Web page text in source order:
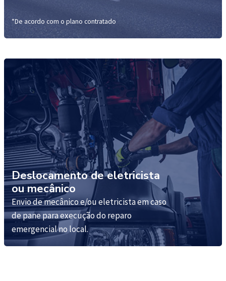
*De acordo com o plano contratado
Deslocamento de eletricista
ou mecânico
Envio de mecânico e/ou eletricista em caso
de pane para execução do reparo
emergencial no local.